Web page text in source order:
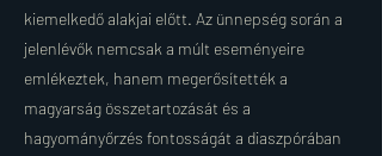
kiemelkedő alakjai előtt. Az ünnepség során a
jelenlévők nemcsak a múlt eseményeire
emlékeztek, hanem megerősítették a
magyarság összetartozását és a
hagyományőrzés fontosságát a diaszpórában